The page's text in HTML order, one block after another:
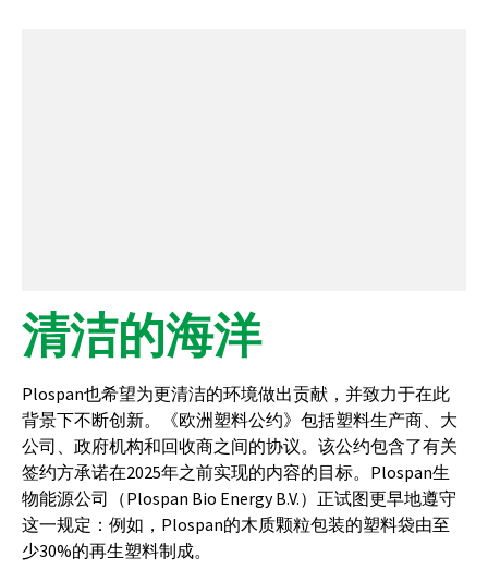
清洁的海洋
Plospan也希望为更清洁的环境做出贡献，并致力于在此
背景下不断创新。《欧洲塑料公约》包括塑料生产商、大
公司、政府机构和回收商之间的协议。该公约包含了有关
签约方承诺在2025年之前实现的内容的目标。 Plospan生
物能源公司（Plospan Bio Energy B.V.）正试图更早地遵守
这一规定：例如， Plospan的木质颗粒包装的塑料袋由至
少30%的再生塑料制成。